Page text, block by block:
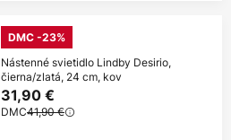
DMC -23%
Nástenné svietidlo Lindby Desirio,
čierna/zlatá, 24 cm, kov
31,90 €
DMC41,90 €